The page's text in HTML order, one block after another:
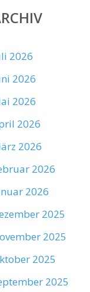
2026
2026
2026
2026
2026
2026
2026
2025
2025
2025
2025